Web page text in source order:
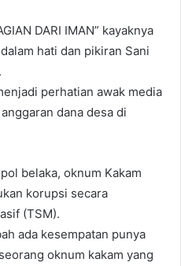
DARI IMAN” kayaknya
hati dan pikiran Sani
perhatian awak media
dana desa di
belaka, oknum Kakam
korupsi secara
(TSM).
ada kesempatan punya
oknum kakam yang